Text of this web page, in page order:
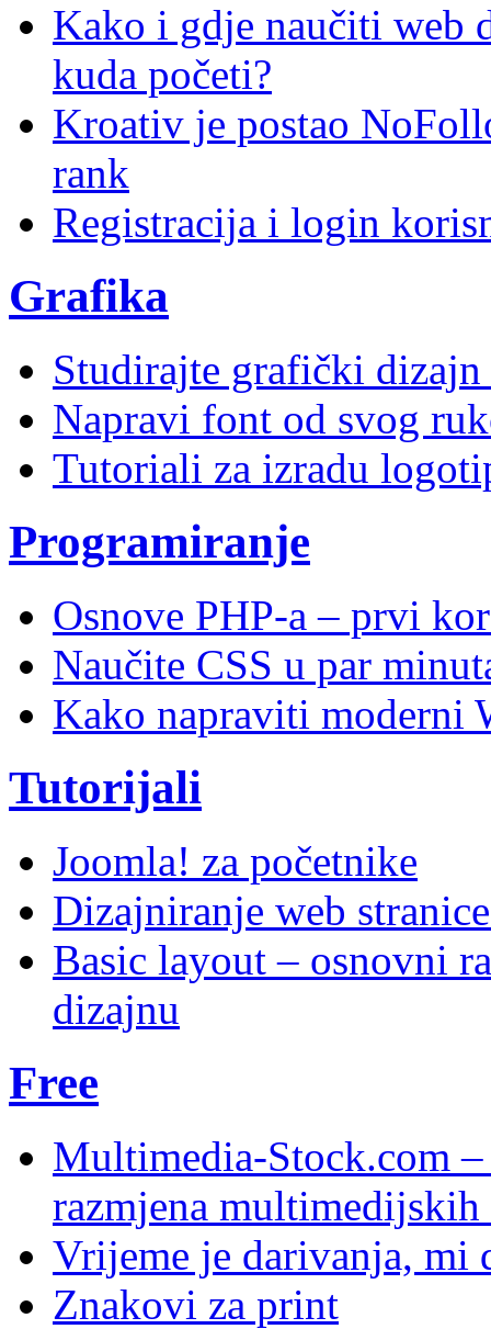
Kako i gdje naučiti web
kuda početi?
Kroativ je postao
rank
Registracija i login
Grafika
Studirajte grafički dizajn
Napravi font od svog
Tutoriali za izradu
Programiranje
Osnove PHP-a – prvi
Naučite CSS u par
Kako napraviti moderni
Tutorijali
Joomla! za početnike
Dizajniranje web
Basic layout – osnovni
dizajnu
Free
Multimedia-Stock.com –
razmjena multimedijskih
Vrijeme je darivanja, mi
Znakovi za print